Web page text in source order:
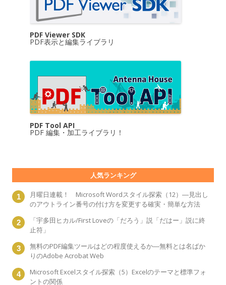
PDF Viewer SDK
PDF表示と編集ライブラリ
PDF Tool API
PDF 編集・加工ライブラリ！
人気ランキング
月曜日連載！ Microsoft Wordスタイル探索（12）―見出し
のアウトライン番号の付け方を変更する確実・簡単な方法
「宇多田ヒカル/First Loveの「だろう」説「だはー」説に終
止符」
無料のPDF編集ツールはどの程度使えるか―無料とは名ばか
りのAdobe Acrobat Web
Microsoft Excelスタイル探索（5）Excelのテーマと標準フォ
ントの関係